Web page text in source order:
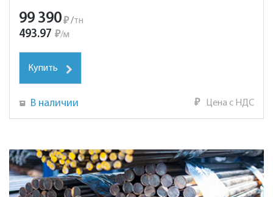
99 390₽ /тн
493.97 ₽/м
Купить
В наличии ₽ Цена с НДС